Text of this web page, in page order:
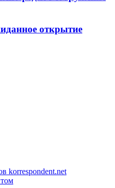
открытие
korrespondent.net